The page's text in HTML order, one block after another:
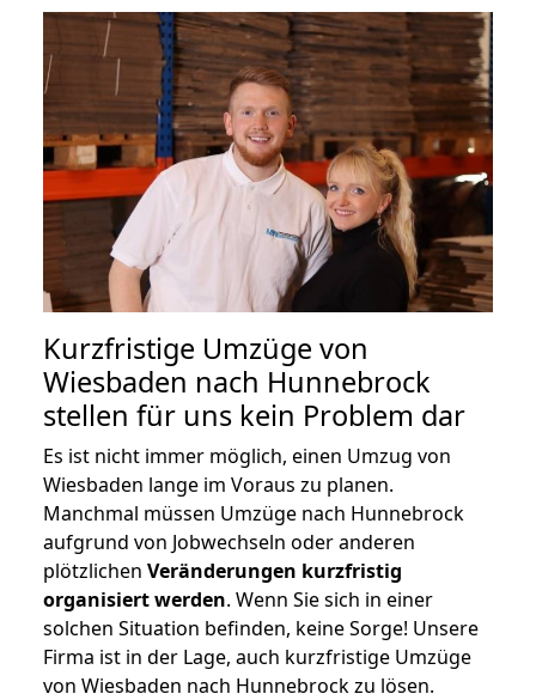
Kurzfristige Umzüge von
Wiesbaden nach Hunnebrock
stellen für uns kein Problem dar
Es ist nicht immer möglich, einen Umzug von
Wiesbaden lange im Voraus zu planen.
Manchmal müssen Umzüge nach Hunnebrock
aufgrund von Jobwechseln oder anderen
plötzlichen Veränderungen kurzfristig
organisiert werden. Wenn Sie sich in einer
solchen Situation befinden, keine Sorge! Unsere
Firma ist in der Lage, auch kurzfristige Umzüge
von Wiesbaden nach Hunnebrock zu lösen.